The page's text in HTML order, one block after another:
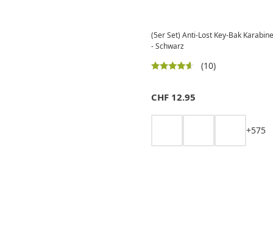
(5er Set) Anti-Lost Key-Bak Karabiner
- Schwarz
(10)
CHF 12.95
+575